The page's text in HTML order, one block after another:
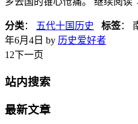
分类： 五代十国历史 标签：
年6月4日 by 历史爱好者
1 2下一页
站内搜索
最新文章